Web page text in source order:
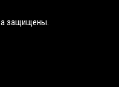
защищены.